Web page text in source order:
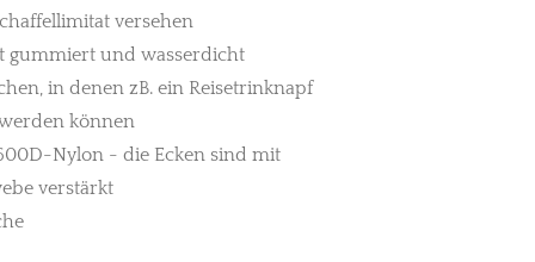
versehen
gummiert und wasserdicht
in denen zB. ein Reisetrinknapf
können
Nylon - die Ecken sind mit
verstärkt